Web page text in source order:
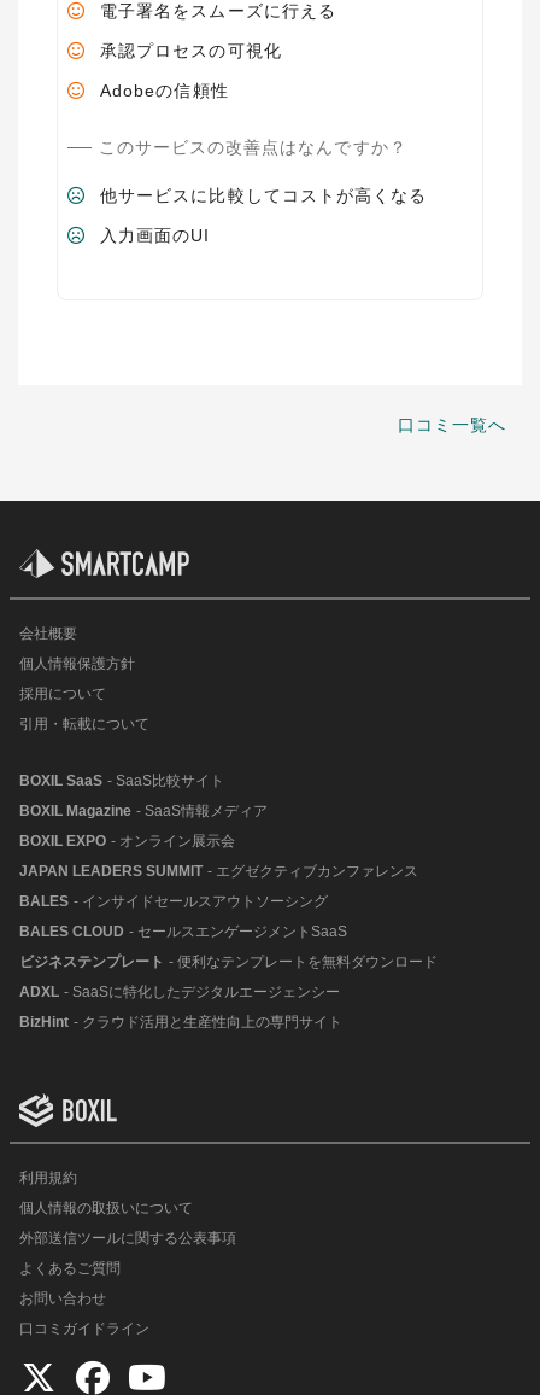
電子署名をスムーズに行える
承認プロセスの可視化
Adobeの信頼性
このサービスの改善点はなんですか？
他サービスに比較してコストが高くなる
入力画面のUI
口コミ一覧へ
会社概要
個人情報保護方針
採用について
引用・転載について
BOXIL SaaS - SaaS比較サイト
BOXIL Magazine - SaaS情報メディア
BOXIL EXPO - オンライン展示会
JAPAN LEADERS SUMMIT - エグゼクティブカンファレンス
BALES - インサイドセールスアウトソーシング
BALES CLOUD - セールスエンゲージメントSaaS
ビジネステンプレート - 便利なテンプレートを無料ダウンロード
ADXL - SaaSに特化したデジタルエージェンシー
BizHint - クラウド活用と生産性向上の専門サイト
利用規約
個人情報の取扱いについて
外部送信ツールに関する公表事項
よくあるご質問
お問い合わせ
口コミガイドライン